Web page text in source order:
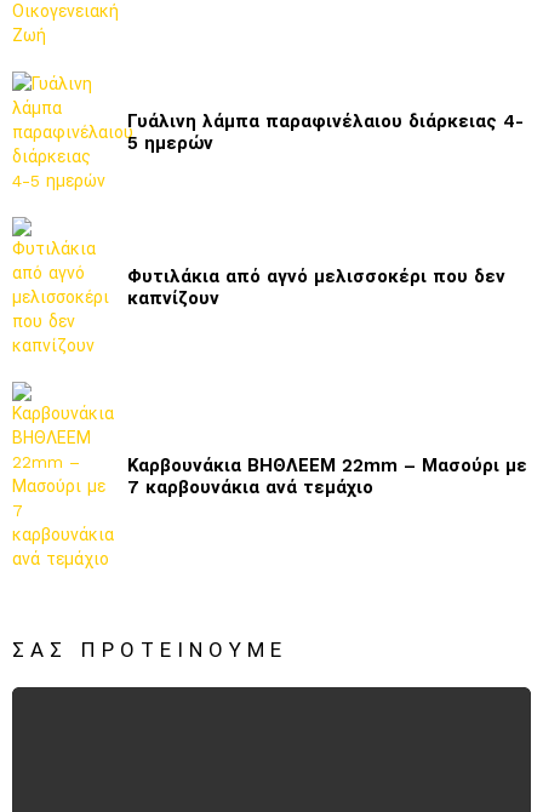
Γυάλινη λάμπα παραφινέλαιου διάρκειας 4-
5 ημερών
Φυτιλάκια από αγνό μελισσοκέρι που δεν
καπνίζουν
Καρβουνάκια ΒΗΘΛΕΕΜ 22mm – Μασούρι με
7 καρβουνάκια ανά τεμάχιο
ΣΑΣ ΠΡΟΤΕΊΝΟΥΜΕ